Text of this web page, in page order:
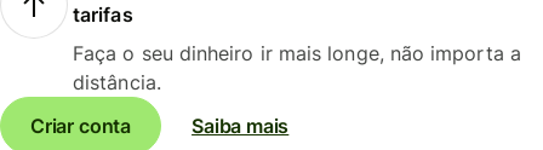
tarifas
Faça o seu dinheiro ir mais longe, não importa a
distância.
Criar conta
Saiba mais